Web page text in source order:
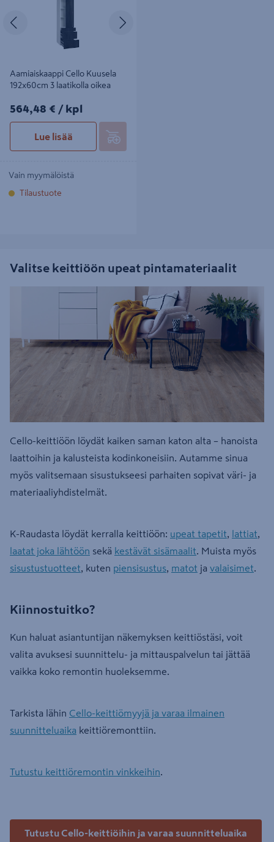
Edellinen
Aamiaiskaappi Cello Kuusela
192x60cm 3 laatikolla oikea
564,48€/kpl
564,48 € / kpl
Lue lisää
Vain myymälöistä
Tilaustuote
Valitse keittiöön upeat pintamateriaalit
Cello-keittiöön löydät kaiken saman katon alta – hanoista
laattoihin ja kalusteista kodinkoneisiin. Autamme sinua
myös valitsemaan sisustukseesi parhaiten sopivat väri- ja
materiaaliyhdistelmät.
K-Raudasta löydät kerralla keittiöön: upeat tapetit, lattiat,
laatat joka lähtöön sekä kestävät sisämaalit. Muista myös
sisustustuotteet, kuten piensisustus, matot ja valaisimet.
Kiinnostuitko?
Kun haluat asiantuntijan näkemyksen keittiöstäsi, voit
valita avuksesi suunnittelu- ja mittauspalvelun tai jättää
vaikka koko remontin huoleksemme.
Tarkista lähin Cello-keittiömyyjä ja varaa ilmainen
suunnitteluaika keittiöremonttiin.
Tutustu keittiöremontin vinkkeihin
Tutustu Cello-keittiöihin ja varaa suunnitteluaika